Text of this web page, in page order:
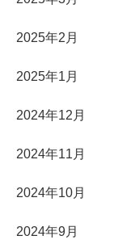
2025年2月
2025年1月
2024年12月
2024年11月
2024年10月
2024年9月